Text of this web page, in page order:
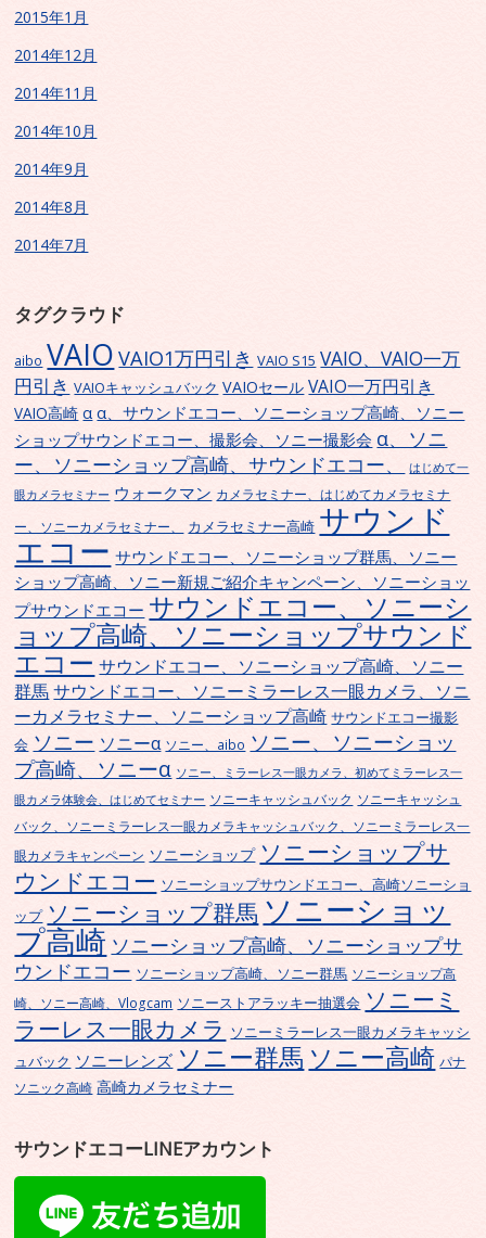
2015年1月
2014年12月
2014年11月
2014年10月
2014年9月
2014年8月
2014年7月
タグクラウド
aibo VAIO VAIO1万円引き VAIO S15 VAIO、VAIO一万
円引き VAIOキャッシュバック VAIOセール VAIO一万円引き
VAIO高崎 α α、サウンドエコー、ソニーショップ高崎、ソニー
ショップサウンドエコー、撮影会、ソニー撮影会 α、ソニ
ー、ソニーショップ高崎、サウンドエコー、
はじめて一
眼カメラセミナー ウォークマン カメラセミナー、はじめてカメラセミナ
ー、ソニーカメラセミナー、
カメラセミナー高崎 サウンド
エコー サウンドエコー、ソニーショップ群馬、ソニー
ショップ高崎、ソニー新規ご紹介キャンペーン、ソニーショッ
プサウンドエコー サウンドエコー、ソニーシ
ョップ高崎、ソニーショップサウンド
エコー サウンドエコー、ソニーショップ高崎、ソニー
群馬 サウンドエコー、ソニーミラーレス一眼カメラ、ソニ
ーカメラセミナー、ソニーショップ高崎 サウンドエコー撮影
会 ソニー ソニーα ソニー、aibo ソニー、ソニーショッ
プ高崎、ソニーα ソニー、ミラーレス一眼カメラ、初めてミラーレス一
眼カメラ体験会、はじめてセミナー ソニーキャッシュバック ソニーキャッシュ
バック、ソニーミラーレス一眼カメラキャッシュバック、ソニーミラーレス一
眼カメラキャンペーン ソニーショップ ソニーショップサ
ウンドエコー ソニーショップサウンドエコー、高崎ソニーショ
ップ ソニーショップ群馬 ソニーショッ
プ高崎 ソニーショップ高崎、ソニーショップサ
ウンドエコー ソニーショップ高崎、ソニー群馬 ソニーショップ高
崎、ソニー高崎、Vlogcam ソニーストアラッキー抽選会 ソニーミ
ラーレス一眼カメラ ソニーミラーレス一眼カメラキャッシ
ュバック ソニーレンズ ソニー群馬 ソニー高崎 パナ
ソニック高崎 高崎カメラセミナー
サウンドエコーLINEアカウント